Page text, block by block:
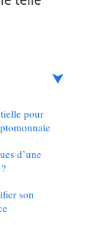
pour
d’une
son